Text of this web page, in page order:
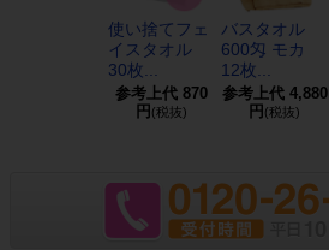
使い捨てフェ
イスタオル
30枚...
参考上代 870
円 (税抜)
バスタオル
600匁 モカ
12枚...
参考上代 4,880
円 (税抜)